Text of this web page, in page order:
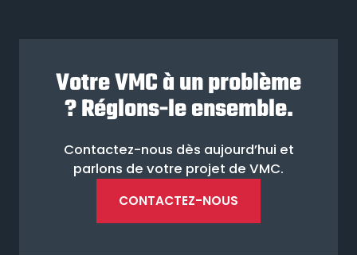
Votre VMC à un problème
? Réglons-le ensemble.
Contactez-nous dès aujourd’hui et
parlons de votre projet de VMC.
CONTACTEZ-NOUS